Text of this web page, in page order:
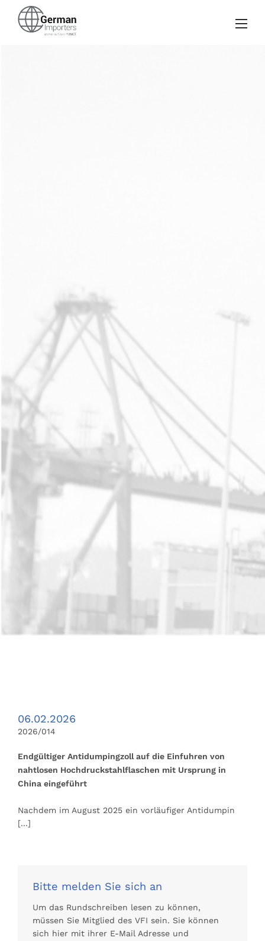
06.02.2026
2026/014
Endgültiger Antidumpingzoll auf die Einfuhren von
nahtlosen Hochdruckstahlflaschen mit Ursprung in
China eingeführt
Nachdem im August 2025 ein vorläufiger Antidumpin
[...]
Bitte melden Sie sich an
Um das Rundschreiben lesen zu können,
müssen Sie Mitglied des VFI sein. Sie können
sich hier mit ihrer E-Mail Adresse und